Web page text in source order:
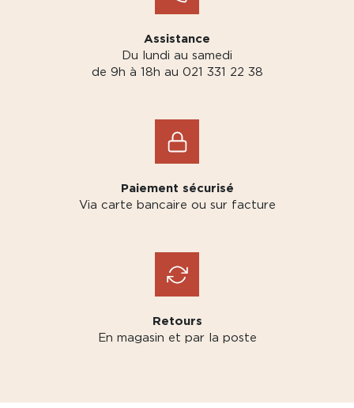
Assistance
Du lundi au samedi
de 9h à 18h au 021 331 22 38
Paiement sécurisé
Via carte bancaire ou sur facture
Retours
En magasin et par la poste